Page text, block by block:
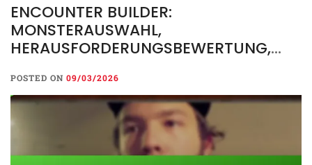
ENCOUNTER BUILDER:
MONSTERAUSWAHL,
HERAUSFORDERUNGSBEWERTUNG,
POSTED ON 09/03/2026